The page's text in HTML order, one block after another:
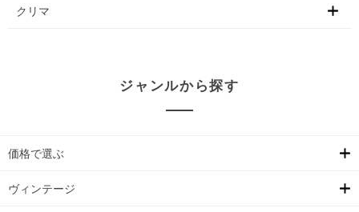
クリマ
ジャンルから探す
価格で選ぶ
ヴィンテージ